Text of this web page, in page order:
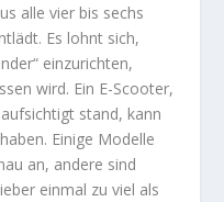
alle vier bis sechs
Es lohnt sich,
einzurichten,
wird. Ein E-Scooter,
stand, kann
Einige Modelle
an, andere sind
einmal zu viel als